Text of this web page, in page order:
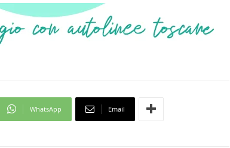
WhatsApp Email